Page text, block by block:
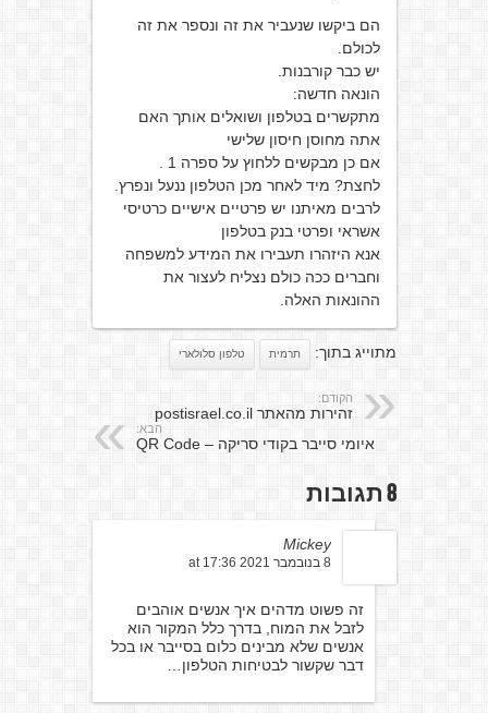
הם ביקשו שנעביר את זה ונספר את זה
לכולם.
יש כבר קורבנות.
הונאה חדשה:
מתקשרים בטלפון ושואלים אותך האם
אתה מחוסן חיסון שלישי
אם כן מבקשים ללחוץ על ספרה 1 .
לחצת? מיד לאחר מכן הטלפון ננעל ונפרץ.
לרבים מאיתנו יש פרטיים אישיים כרטיסי
אשראי ופרטי בנק בטלפון
אנא היזהרו תעבירו את המידע למשפחה
וחברים ככה כולם נצליח לעצור את
ההונאות האלה.
מתוייג בתוך: תרמית טלפון סלולארי
הקודם:
זהירות מהאתר postisrael.co.il
הבא:
איומי סייבר בקודי סריקה – QR Code
8 תגובות
Mickey
8 בנובמבר 2021 at 17:36
זה פשוט מדהים איך אנשים אוהבים
לזבל את המוח, בדרך כלל המקור הוא
אנשים שלא מבינים כלום בסייבר או בכל
דבר שקשור לבטיחות הטלפון…